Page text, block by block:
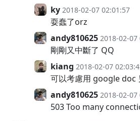
ky 2018-02-07 02:01:57
耍蠢了orz
andy810625 2018-02-07
剛剛又中斷了 QQ
kiang 2018-02-07
可以考慮用 google doc
andy810625 2018-02-07
503 Too many